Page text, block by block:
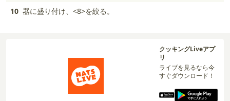
10 器に盛り付け、<8>を絞る。
クッキングLiveアプ
リ
ライブを見るなら今
すぐダウンロード！